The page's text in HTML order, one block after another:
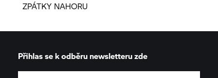
ZPÁTKY NAHORU
Přihlas se k odběru newsletteru zde